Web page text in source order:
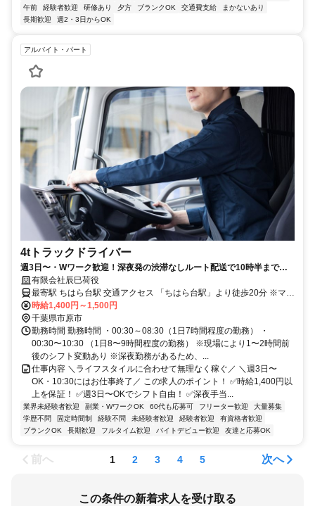
午前
経験者歓迎 研修あり 夕方 ブランクOK 交通費支給
まかないあり
長期歓迎
週2・3日からOK
アルバイト・パート
4tトラックドライバー
週3日〜・Wワーク歓迎！深夜発の渋滞なしルート配送で10時半までに
終了有限会社辰巳荷役
最寄駅 ちはら台駅 交通アクセス 「ちはら台駅」より徒歩20分 ※マイ
カー通勤が便利です。
時給1,400円～1,500円
千葉県市原市
勤務時間 勤務時間 ・00:30～08:30（1日7時間程度の勤務） ・
00:30〜10:30 （1日8〜9時間程度の勤務） ※現場により1〜2時間前
後のシフト変動あり ※深夜勤務があるため、...
仕事内容 ＼ライフスタイルに合わせて無理なく稼ぐ／ ＼週3日〜
OK・10:30にはお仕事終了／ この求人のポイント！ ✅時給1,400円以
上を保証！ ✅週3日〜OKでシフト自由！ ✅深夜手当...
業界未経験者歓迎 副業・WワークOK 60代も応募可 フリーター歓迎
大量募集
学歴不問
固定時間制 経験不問 未経験者歓迎 経験者歓迎
有資格者歓迎
ブランクOK
長期歓迎 フルタイム歓迎 バイトデビュー歓迎 友達と応募OK
前へ 1 2 3 4 5 次へ
この条件の新着求人を受け取る